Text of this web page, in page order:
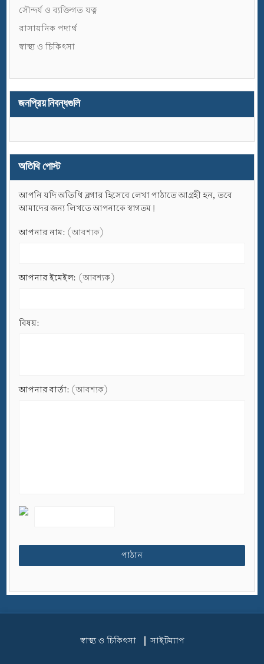
সৌন্দর্য ও ব্যক্তিগত যত্ন
রাসায়নিক পদার্থ
স্বাস্থ্য ও চিকিৎসা
জনপ্রিয় নিবন্ধগুলি
অতিথি পোস্ট
আপনি যদি অতিথি ব্লগার হিসেবে লেখা পাঠাতে আগ্রহী হন, তবে
আমাদের জন্য লিখতে আপনাকে স্বাগতম!
আপনার নাম: (আবশ্যক)
আপনার ইমেইল: (আবশ্যক)
বিষয়:
আপনার বার্তা: (আবশ্যক)
স্বাস্থ্য ও চিকিৎসা সাইটম্যাপ